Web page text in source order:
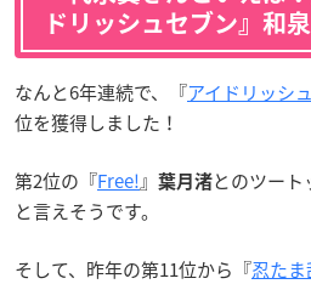
ドリッシュセブン』和泉
なんと6年連続で、『アイドリッシ
位を獲得しました！
第2位の『Free!』 葉月渚とのツー
と言えそうです。
そして、昨年の第11位から『忍た